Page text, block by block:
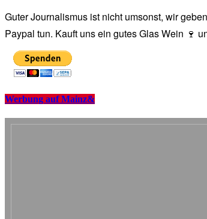
Guter Journalismus ist nicht umsonst, wir
Paypal tun. Kauft uns ein gutes Glas Wein 🍷
Werbung auf Mainz&